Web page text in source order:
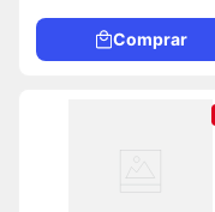
Comprar